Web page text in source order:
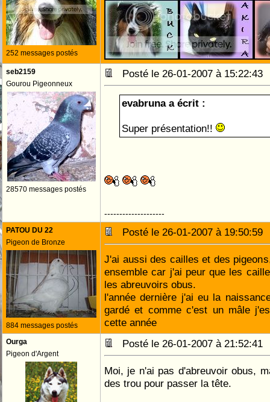
252 messages postés
seb2159
Gourou Pigeonneux
28570 messages postés
Posté le 26-01-2007 à
evabruna a écrit :
Super présentation!!
--------------------
PATOU DU 22
Pigeon de Bronze
884 messages postés
Posté le 26-01-2007 à
J'ai aussi des cailles et des
ensemble car j'ai peur que les
les abreuvoirs obus.
l'année dernière j'ai eu la
gardé et comme c'est un mâle
cette année
Ourga
Pigeon d'Argent
Posté le 26-01-2007 à
Moi, je n'ai pas d'abreuvoir obus,
des trou pour passer la tête.